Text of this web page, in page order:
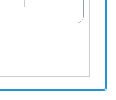
で
購